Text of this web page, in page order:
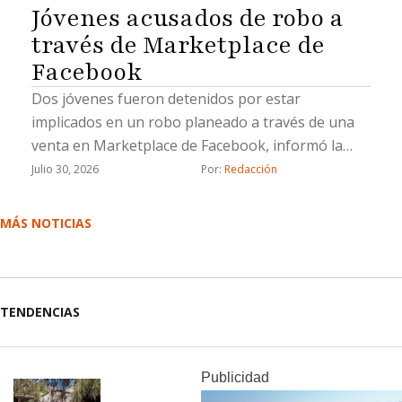
Jóvenes acusados de robo a
través de Marketplace de
Facebook
Dos jóvenes fueron detenidos por estar
implicados en un robo planeado a través de una
venta en Marketplace de Facebook, informó la
Fiscalía General del Estado (FGE).La Fiscalía
“N”, por su probable responsabilidad en el delito
acuerdo con la investigación, el 21 de marzo de
2026 la víctima contactó, a través de Facebook
cantidad de 110 mil pesos.Tras acordar el
Julio 30, 2026 Por: Redacción
MÁS NOTICIAS
TENDENCIAS
Publicidad